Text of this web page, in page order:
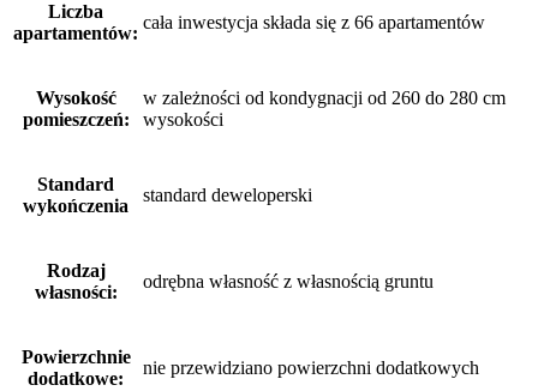
Liczba
apartamentów:
cała inwestycja składa się z 66 apartamentów
Wysokość
pomieszczeń:
w zależności od kondygnacji od 260 do 280 cm
wysokości
Standard
wykończenia
standard deweloperski
Rodzaj
własności:
odrębna własność z własnością gruntu
Powierzchnie
dodatkowe:
nie przewidziano powierzchni dodatkowych